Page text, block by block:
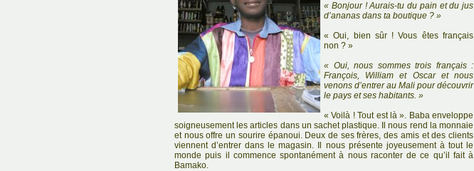
« Bonjour ! Aurais-tu du pain et du jus
d’ananas dans ta boutique ? »
« Oui, bien sûr ! Vous êtes français
non ? »
« Oui, nous sommes trois français :
François, William et Oscar et nous
venons d’entrer au Mali pour découvrir
le pays et ses habitants. »
« Voilà ! Tout est là ». Baba enveloppe
soigneusement les articles dans un sachet plastique. Il nous rend la monnaie
et nous offre un sourire épanoui. Deux de ses frères, des amis et des clients
viennent d’entrer dans le magasin. Il nous présente joyeusement à tout le
monde puis il commence spontanément à nous raconter de ce qu’il fait à
Bamako.